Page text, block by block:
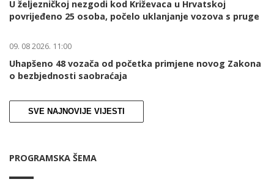
U željezničkoj nezgodi kod Križevaca u Hrvatskoj
povrijeđeno 25 osoba, počelo uklanjanje vozova s pruge
09. 08 2026. 11:00
Uhapšeno 48 vozača od početka primjene novog Zakona
o bezbjednosti saobraćaja
SVE NAJNOVIJE VIJESTI
PROGRAMSKA ŠEMA